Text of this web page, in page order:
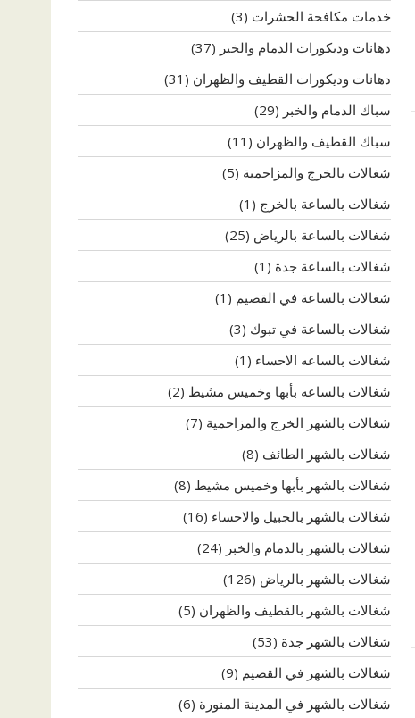
خدمات مكافحة الحشرات (3)
دهانات وديكورات الدمام والخبر (37)
دهانات وديكورات القطيف والظهران (31)
سباك الدمام والخبر (29)
سباك القطيف والظهران (11)
شغالات بالخرج والمزاحمية (5)
شغالات بالساعة بالخرج (1)
شغالات بالساعة بالرياض (25)
شغالات بالساعة جدة (1)
شغالات بالساعة في القصيم (1)
شغالات بالساعة في تبوك (3)
شغالات بالساعه الاحساء (1)
شغالات بالساعه بأبها وخميس مشيط (2)
شغالات بالشهر الخرج والمزاحمية (7)
شغالات بالشهر الطائف (8)
شغالات بالشهر بأبها وخميس مشيط (8)
شغالات بالشهر بالجبيل والاحساء (16)
شغالات بالشهر بالدمام والخبر (24)
شغالات بالشهر بالرياض (126)
شغالات بالشهر بالقطيف والظهران (5)
شغالات بالشهر جدة (53)
شغالات بالشهر في القصيم (9)
شغالات بالشهر في المدينة المنورة (6)